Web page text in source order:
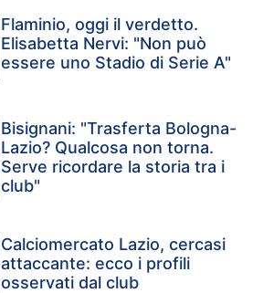
Flaminio, oggi il verdetto.
Elisabetta Nervi: "Non può
essere uno Stadio di Serie A"
Bisignani: "Trasferta Bologna-
Lazio? Qualcosa non torna.
Serve ricordare la storia tra i
club"
Calciomercato Lazio, cercasi
attaccante: ecco i profili
osservati dal club